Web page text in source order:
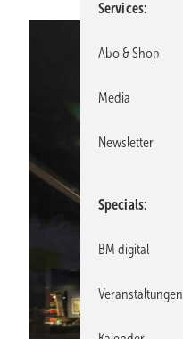
Services
Abo & Shop
Media
Newsletter
Specials
BM digital
Veranstaltungen